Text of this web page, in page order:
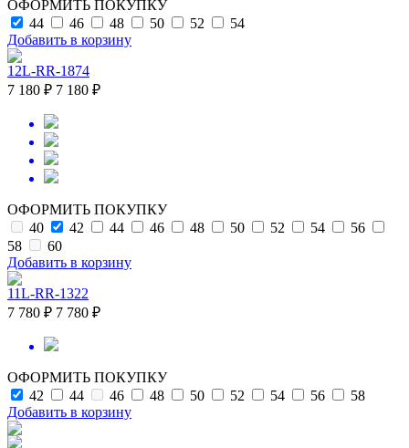
ОФОРМИТЬ ПОКУПКУ
44
46 48 50 52
54
Добавить в корзину
12L-RR-1874
7 180 ₽ 7 180 ₽
ОФОРМИТЬ ПОКУПКУ
40
42 44 46 48 50 52 54
56
58
60
Добавить в корзину
11L-RR-1322
7 780 ₽ 7 780 ₽
ОФОРМИТЬ ПОКУПКУ
42
44 46 48 50 52 54 56
58
Добавить в корзину